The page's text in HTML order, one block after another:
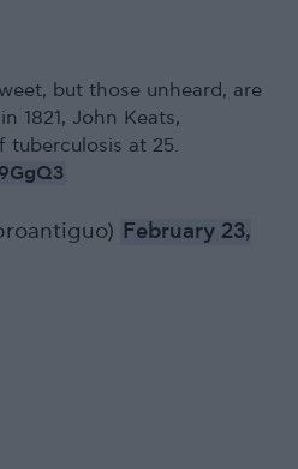
but those unheard, are
in 1821, John Keats,
tuberculosis at 25.
February 23,